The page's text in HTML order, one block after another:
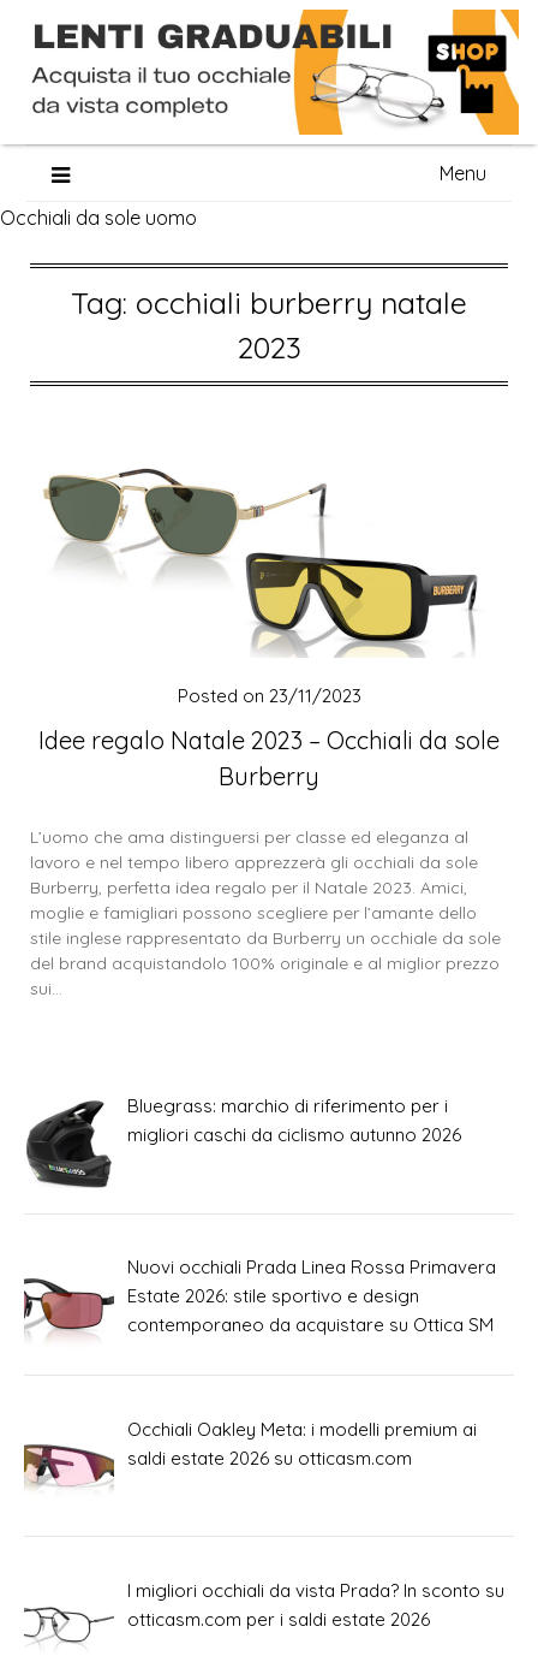
content
Menu
Occhiali da sole uomo
Tag: occhiali burberry natale
2023
Idee regalo Natale 2023 – Occhiali da sole
Burberry
Posted on 23/11/2023
L’uomo che ama distinguersi per classe ed eleganza al
lavoro e nel tempo libero apprezzerà gli occhiali da sole
Burberry, perfetta idea regalo per il Natale 2023. Amici,
moglie e famigliari possono scegliere per l’amante dello
stile inglese rappresentato da Burberry un occhiale da sole
del brand acquistandolo 100% originale e al miglior prezzo
sui…
Bluegrass: marchio di riferimento per i
migliori caschi da ciclismo autunno 2026
Nuovi occhiali Prada Linea Rossa Primavera
Estate 2026: stile sportivo e design
contemporaneo da acquistare su Ottica SM
Occhiali Oakley Meta: i modelli premium ai
saldi estate 2026 su otticasm.com
I migliori occhiali da vista Prada? In sconto su
otticasm.com per i saldi estate 2026